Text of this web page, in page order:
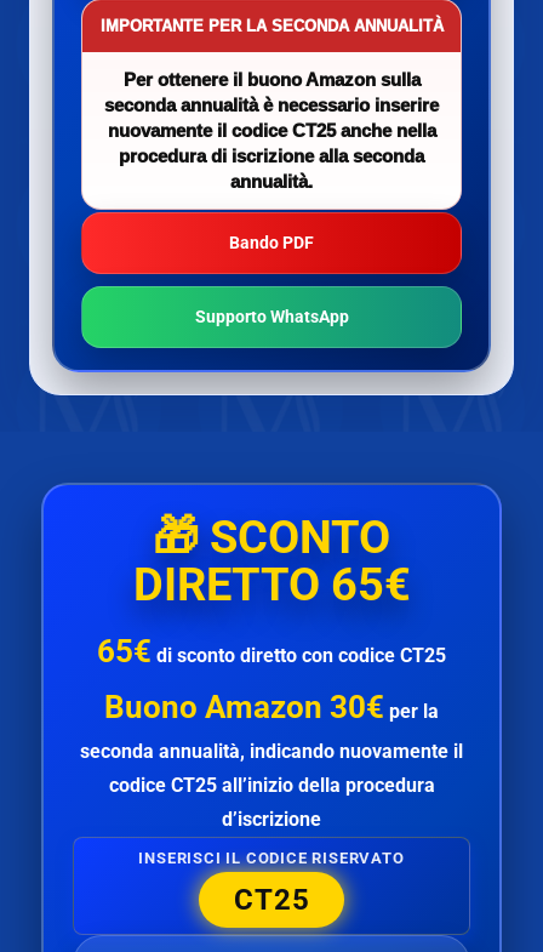
IMPORTANTE PER LA SECONDA ANNUALITÀ
Per ottenere il buono Amazon sulla
seconda annualità è necessario inserire
nuovamente il codice CT25 anche nella
procedura di iscrizione alla seconda
annualità.
Bando PDF
Supporto WhatsApp
🎁SCONTO
DIRETTO 65€
65€ di sconto diretto con codice CT25
Buono Amazon 30€ per la
seconda annualità, indicando nuovamente il
codice CT25all’inizio della procedura
d’iscrizione
INSERISCI IL CODICE RISERVATO
CT25